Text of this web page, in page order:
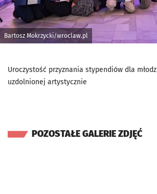
Bartosz Mokrzycki/wroclaw.pl
Uroczystość przyznania stypendiów dla
uzdolnionej artystycznie
POZOSTAŁE GALERIE ZDJĘĆ